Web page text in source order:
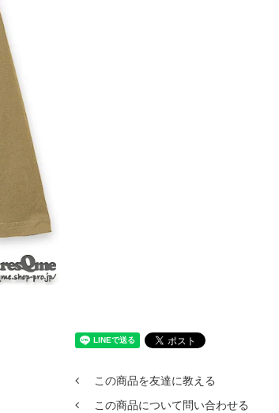
この商品を友達に教える
この商品について問い合わせる